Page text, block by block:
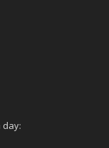
day: